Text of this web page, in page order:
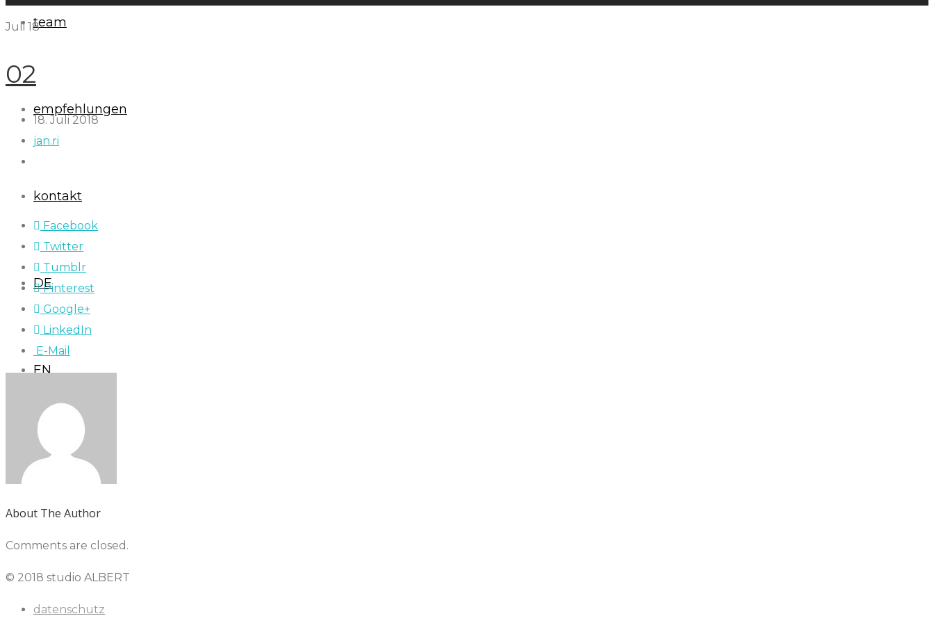
team
empfehlungen
kontakt
DE
EN
Juli 18
02
18. Juli 2018
jan.ri
Facebook
Twitter
Tumblr
Pinterest
Google+
LinkedIn
E-Mail
About The Author
Comments are closed.
© 2018 studio ALBERT
datenschutz